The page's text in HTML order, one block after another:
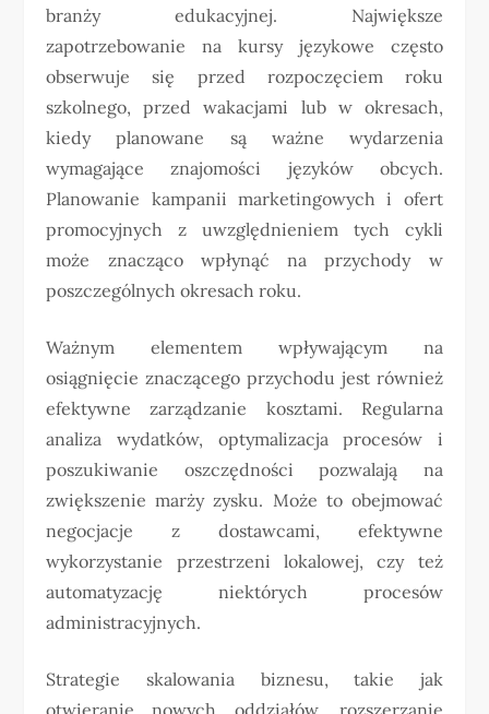
branży edukacyjnej. Największe
zapotrzebowanie na kursy językowe często
obserwuje się przed rozpoczęciem roku
szkolnego, przed wakacjami lub w okresach,
kiedy planowane są ważne wydarzenia
wymagające znajomości języków obcych.
Planowanie kampanii marketingowych i ofert
promocyjnych z uwzględnieniem tych cykli
może znacząco wpłynąć na przychody w
poszczególnych okresach roku.
Ważnym elementem wpływającym na
osiągnięcie znaczącego przychodu jest również
efektywne zarządzanie kosztami. Regularna
analiza wydatków, optymalizacja procesów i
poszukiwanie oszczędności pozwalają na
zwiększenie marży zysku. Może to obejmować
negocjacje z dostawcami, efektywne
wykorzystanie przestrzeni lokalowej, czy też
automatyzację niektórych procesów
administracyjnych.
Strategie skalowania biznesu, takie jak
otwieranie nowych oddziałów, rozszerzanie